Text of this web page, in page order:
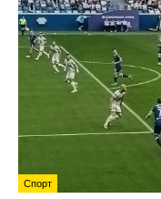
Спорт